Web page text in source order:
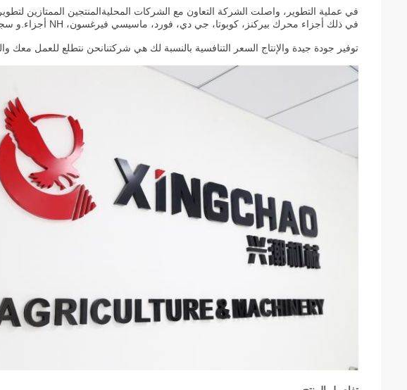
في عملية التطوير، واصلت الشركة التعاون مع الشركات المحلية
في ذلك أجزاء محرك بيركنز، كوبوتا، جي دي، فورد، ماسيسي فيرغسون، NH أجزاء.و سجلوا علامتهم التجارية الخاصة "PNK".
توفير جودة جيدة والإنتاج السعر التنافسية بالنسبة لك هي شركتنانحن نتطلع للعمل معك